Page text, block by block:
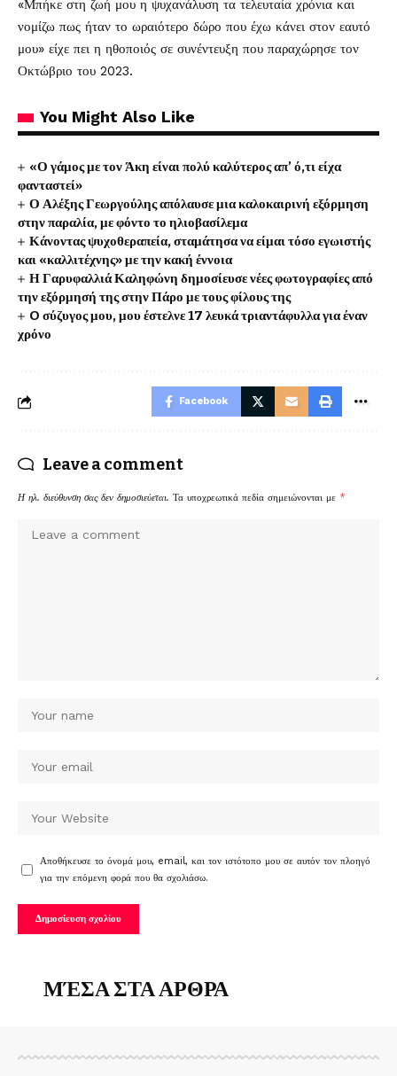
«Μπήκε στη ζωή μου η ψυχανάλυση τα τελευταία χρόνια και
νομίζω πως ήταν το ωραιότερο δώρο που έχω κάνει στον εαυτό
μου» είχε πει η ηθοποιός σε συνέντευξη που παραχώρησε τον
Οκτώβριο του 2023.
You Might Also Like
«Ο γάμος με τον Άκη είναι πολύ καλύτερος απ’ ό,τι είχα
φανταστεί»
Ο Αλέξης Γεωργούλης απόλαυσε μια καλοκαιρινή εξόρμηση
στην παραλία, με φόντο το ηλιοβασίλεμα
Κάνοντας ψυχοθεραπεία, σταμάτησα να είμαι τόσο εγωιστής
και «καλλιτέχνης» με την κακή έννοια
Η Γαρυφαλλιά Καληφώνη δημοσίευσε νέες φωτογραφίες από
την εξόρμησή της στην Πάρο με τους φίλους της
O σύζυγος μου, μου έστελνε 17 λευκά τριαντάφυλλα για έναν
χρόνο
Facebook
Leave a comment
Η ηλ. διεύθυνση σας δεν δημοσιεύεται. Τα υποχρεωτικά πεδία σημειώνονται με *
Αποθήκευσε το όνομά μου, email, και τον ιστότοπο μου σε αυτόν τον πλοηγό
για την επόμενη φορά που θα σχολιάσω.
ΜΈΣΑ ΣΤΑ ΑΡΘΡΑ